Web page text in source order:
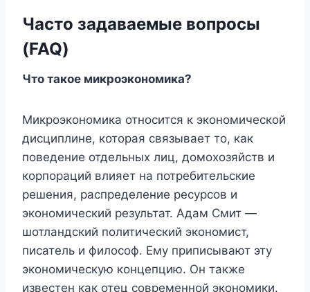
Часто задаваемые вопросы
(FAQ)
Что такое микроэкономика?
Микроэкономика относится к экономической
дисциплине, которая связывает то, как
поведение отдельных лиц, домохозяйств и
корпораций влияет на потребительские
решения, распределение ресурсов и
экономический результат. Адам Смит —
шотландский политический экономист,
писатель и философ. Ему приписывают эту
экономическую концепцию. Он также
известен как отец современной экономики.